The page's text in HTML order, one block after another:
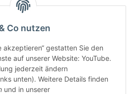
Co nutzen
akzeptieren“ gestatten Sie den
auf unserer Website: YouTube.
jederzeit ändern
unten). Weitere Details finden
und in unserer
widerrufen